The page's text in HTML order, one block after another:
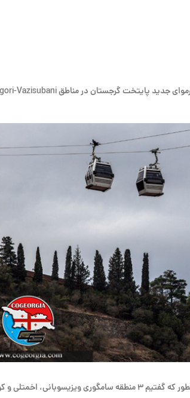
کاخا کالادزه شهردار تفلیس، در نشست دولت گرجستان در آوریل ۲۰۱۹ درباره این